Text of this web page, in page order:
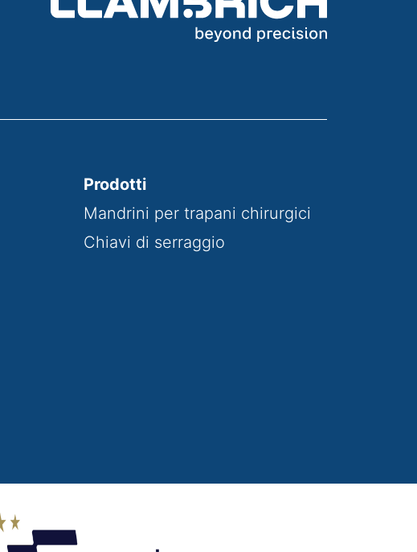
Prodotti
Mandrini per trapani chirurgici
Chiavi di serraggio